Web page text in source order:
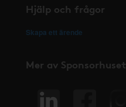
Hjälp och frågor
Skapa ett ärende
Mer av Sponsorhuset